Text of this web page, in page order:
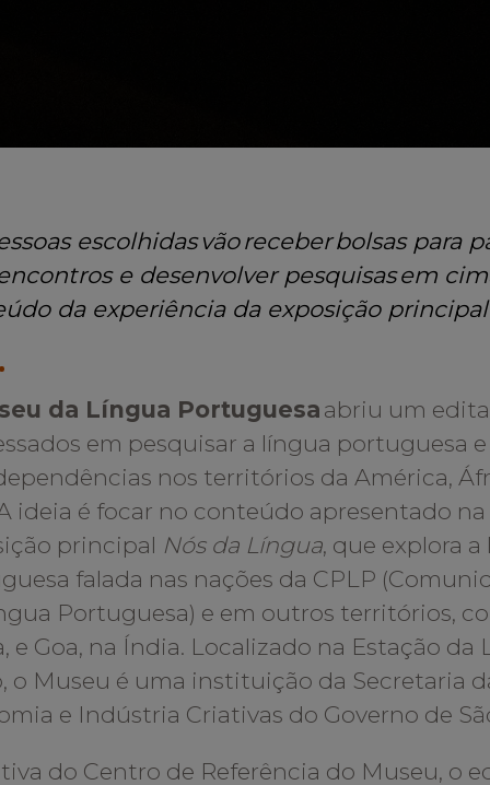
escolhidasvão receber bolsas para
e desenvolver pesquisasem
da experiência da exposição
da Língua Portuguesa abriu um
em pesquisar a língua portuguesa e
nos territórios da América,
ideia é focar no conteúdo apresentado
principal Nós da Língua, que explora
falada nas nações da CPLP
Portuguesa) e em outros territórios,
e Goa, na Índia. Localizado na Estação da
o Museu é uma instituição da Secretaria
e Indústria Criativas do Governo de
do Centro de Referência do Museu, o